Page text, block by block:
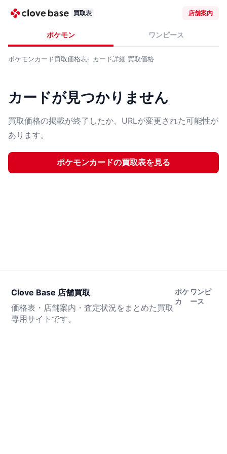
買取表 店舗案内
ポケモン ワンピース
ポケモンカード買取価格表 カード詳細 買取価格
カードが見つかりません
買取価格の掲載が終了したか、URLが変更された可能性が
あります。
ポケモンカードの買取表を見る
Clove Base 店舗買取
価格表・店舗案内・査定状況をまとめた買取
専用サイトです。
ポケ
カ
ワンピ
ース